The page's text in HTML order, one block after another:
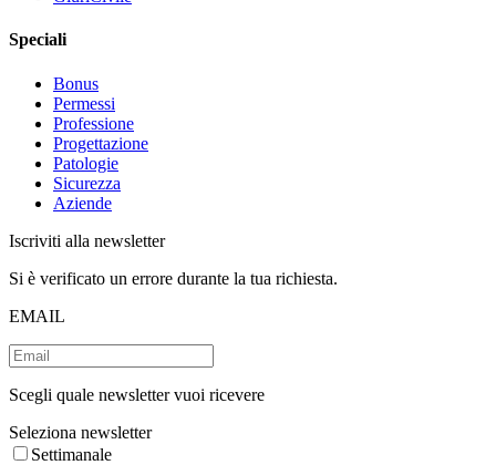
Speciali
Bonus
Permessi
Professione
Progettazione
Patologie
Sicurezza
Aziende
Iscriviti alla newsletter
Si è verificato un errore durante la tua richiesta.
EMAIL
Scegli quale newsletter vuoi ricevere
Seleziona newsletter
Settimanale